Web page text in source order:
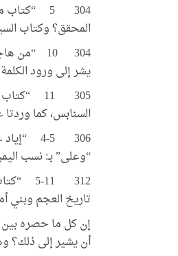
304 5
المحقق؟ وكتاب
304 10
يشر إلى ورود
305 11 “كتاب يوم
السنابس، كما
306 4-5 “إياد عك”، وعلى نسب اليمن”،
“وعلى” بـ: نسب
312
تاريخ العجم وبني
إن كل ما حصره
أن يشير إلى ذلك؟